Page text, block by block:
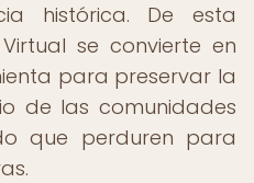
histórica. De esta
se convierte en
para preservar la
de las comunidades
que perduren para